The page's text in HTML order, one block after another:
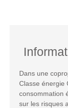
Dans une
Classe énergie
consommation
sur les risques